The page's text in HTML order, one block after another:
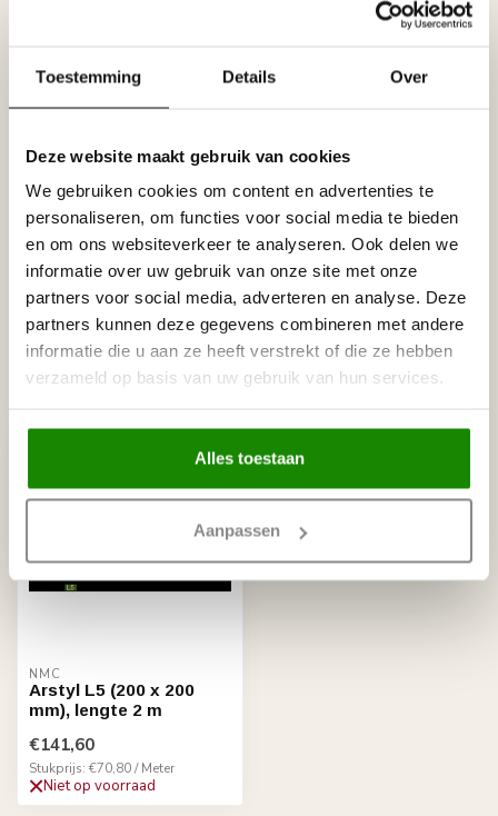
Toestemming Details Over
Deze website maakt gebruik van cookies
We gebruiken cookies om content en advertenties te
personaliseren, om functies voor social media te bieden
en om ons websiteverkeer te analyseren. Ook delen we
informatie over uw gebruik van onze site met onze
partners voor social media, adverteren en analyse. Deze
partners kunnen deze gegevens combineren met andere
informatie die u aan ze heeft verstrekt of die ze hebben
verzameld op basis van uw gebruik van hun services.
Alles toestaan
Aanpassen
Leverancier
Reviews
Gerelateerde producten
NMC Adefix lijmkoker 310 ml
Op voorraad
€8,95
NMC
Arstyl L5 (200 x 200
mm), lengte 2 m
€141,60
Stukprijs: €70,80 / Meter
Niet op voorraad